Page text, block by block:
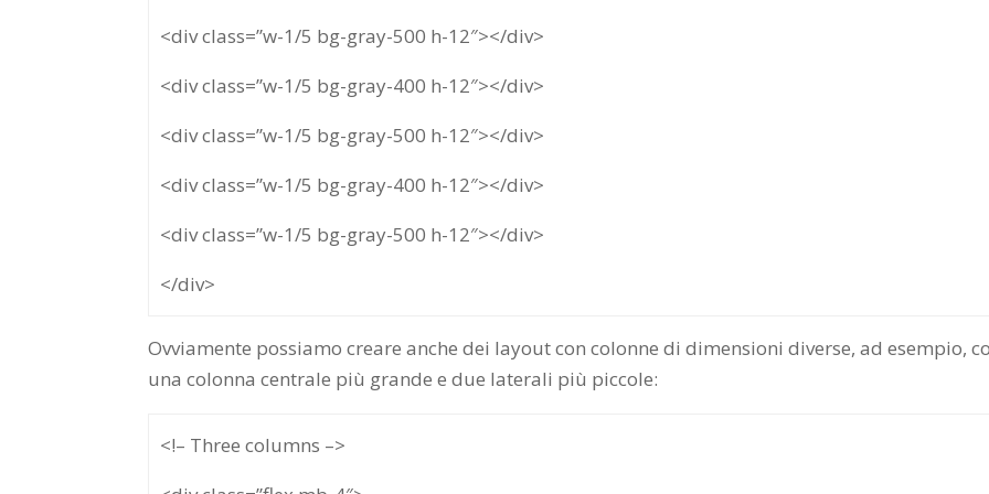
<div class=”w-1/5 bg-gray-500 h-12″></div>
<div class=”w-1/5 bg-gray-400 h-12″></div>
<div class=”w-1/5 bg-gray-500 h-12″></div>
<div class=”w-1/5 bg-gray-400 h-12″></div>
<div class=”w-1/5 bg-gray-500 h-12″></div>
</div>
Ovviamente possiamo creare anche dei layout con colonne di dimensioni diverse, ad esempio,
una colonna centrale più grande e due laterali più piccole:
<!– Three columns –>